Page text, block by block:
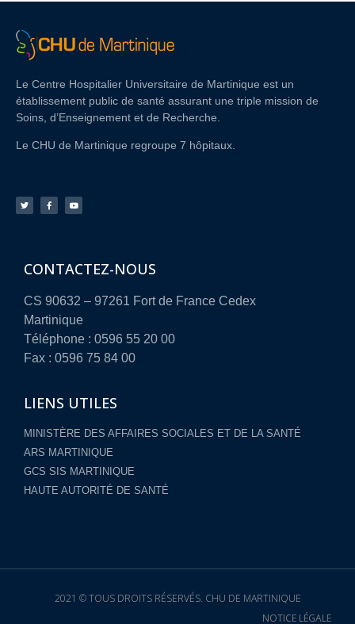
Le Centre Hospitalier Universitaire de Martinique est un
établissement public de santé assurant une triple mission de
Soins, d’Enseignement et de Recherche.
Le CHU de Martinique regroupe 7 hôpitaux.
CONTACTEZ-NOUS
CS 90632 – 97261 Fort de France Cedex
Martinique
Téléphone : 0596 55 20 00
Fax : 0596 75 84 00
LIENS UTILES
MINISTÈRE DES AFFAIRES SOCIALES ET DE LA SANTÉ
ARS MARTINIQUE
GCS SIS MARTINIQUE
HAUTE AUTORITÉ DE SANTÉ
2021 © TOUS DROITS RÉSERVÉS. CHU DE MARTINIQUE
NOTICE LÉGALE